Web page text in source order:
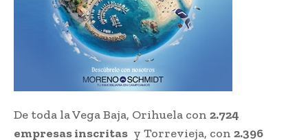
De toda la Vega Baja, Orihuela con 2.724
empresas inscritas y Torrevieja, con 2.396